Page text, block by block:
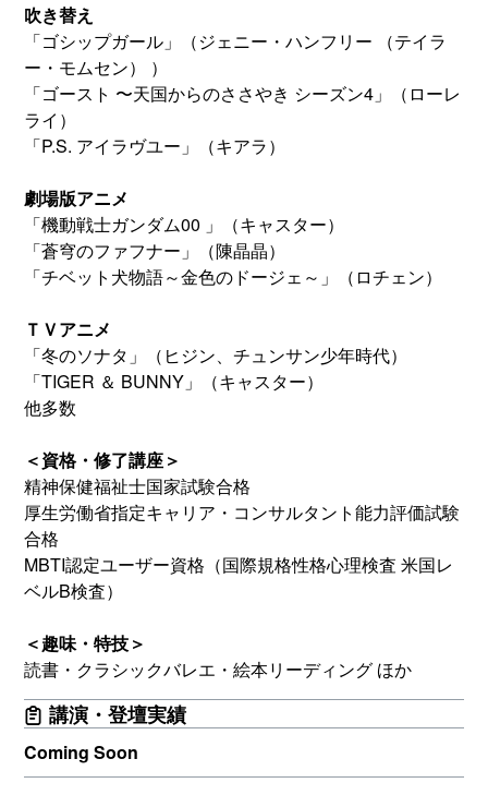
吹き替え
「ゴシップガール」（ジェニー・ハンフリー （テイラ
ー・モムセン） ）
「ゴースト 〜天国からのささやき シーズン4」（ローレ
ライ）
「P.S. アイラヴユー」（キアラ）
劇場版アニメ
「機動戦士ガンダム00 」（キャスター）
「蒼穹のファフナー」（陳晶晶）
「チベット犬物語～金色のドージェ～」（ロチェン）
ＴＶアニメ
「冬のソナタ」（ヒジン、チュンサン少年時代）
「TIGER ＆ BUNNY」（キャスター）
他多数
＜資格・修了講座＞
精神保健福祉士国家試験合格
厚生労働省指定キャリア・コンサルタント能力評価試験
合格
MBTI認定ユーザー資格（国際規格性格心理検査 米国レ
ベルB検査）
＜趣味・特技＞
読書・クラシックバレエ・絵本リーディング ほか
講演・登壇実績
Coming Soon